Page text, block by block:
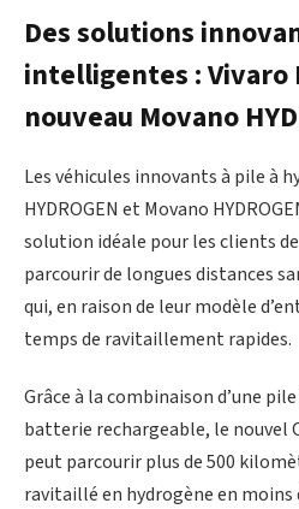
Des solutions
intelligentes : Vivaro
nouveau Movano
Les véhicules innovants à pile à
HYDROGEN et Movano
solution idéale pour les clients
parcourir de longues distances
qui, en raison de leur modèle
temps de ravitaillement rapides.
Grâce à la combinaison d’une
batterie rechargeable, le nouvel
peut parcourir plus de 500
ravitaillé en hydrogène en